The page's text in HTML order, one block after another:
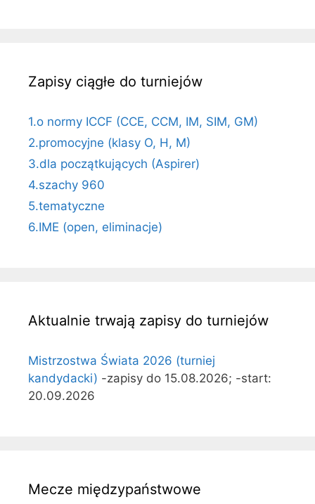
Zapisy ciągłe do turniejów
1.o normy ICCF (CCE, CCM, IM, SIM, GM)
2.promocyjne (klasy O, H, M)
3.dla początkujących (Aspirer)
4.szachy 960
5.tematyczne
6.IME (open, eliminacje)
Aktualnie trwają zapisy do turniejów
Mistrzostwa Świata 2026 (turniej
kandydacki) -zapisy do 15.08.2026; -start:
20.09.2026
Mecze międzypaństwowe